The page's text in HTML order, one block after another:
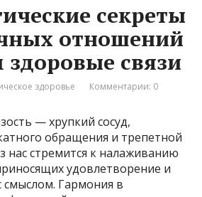
секреты
отношений
связи
здоровье Комментарии: 0
— хрупкий сосуд,
обращения и трепетной
нас стремится к налаживанию
удовлетворение и
Гармония в